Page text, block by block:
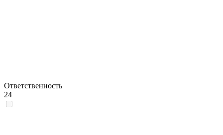
Ответственность
24